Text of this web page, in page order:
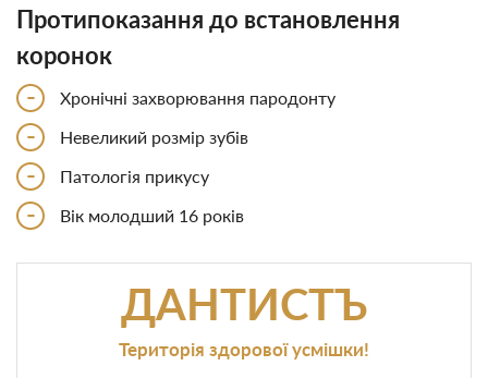
Протипоказання до встановлення
коронок
- Хронічні захворювання пародонту
- Невеликий розмір зубів
- Патологія прикусу
- Вік молодший 16 років
ДАНТИСТЪ
Територія здорової усмішки!